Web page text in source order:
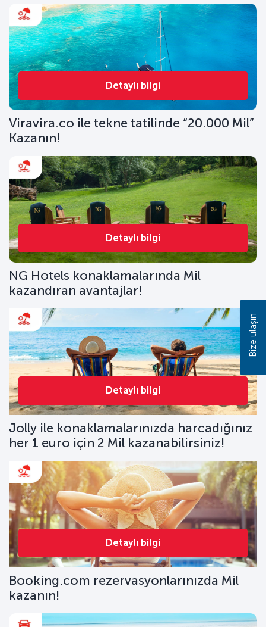
Detaylı bilgi
Viravira.co ile tekne tatilinde “20.000 Mil”
Kazanın!
Detaylı bilgi
NG Hotels konaklamalarında Mil
kazandıran avantajlar!
Detaylı bilgi
Jolly ile konaklamalarınızda harcadığınız
her 1 euro için 2 Mil kazanabilirsiniz!
Detaylı bilgi
Booking.com rezervasyonlarınızda Mil
kazanın!
Bize ulaşın